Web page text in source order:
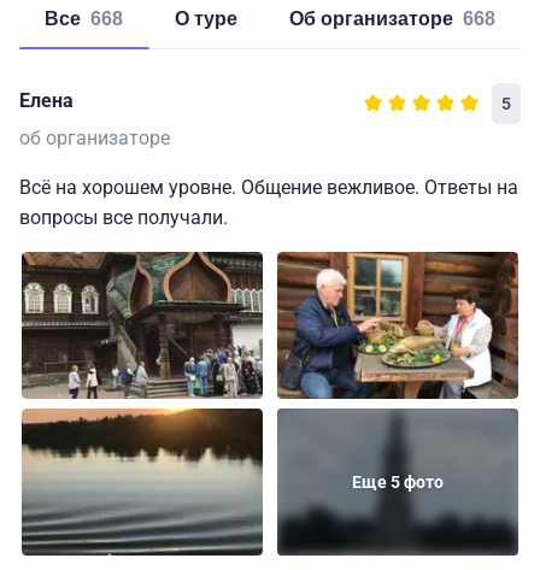
Все 668 о туре об организаторе 668
Елена 5
об организаторе
Всё на хорошем уровне. Общение вежливое. Ответы на
вопросы все получали.
Еще 5 фото